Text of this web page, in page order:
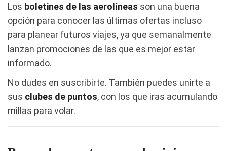
Los boletines de las aerolíneas son una buena
opción para conocer las últimas ofertas incluso
para planear futuros viajes, ya que semanalmente
lanzan promociones de las que es mejor estar
informado.
No dudes en suscribirte. También puedes unirte a
sus clubes de puntos, con los que iras acumulando
millas para volar.